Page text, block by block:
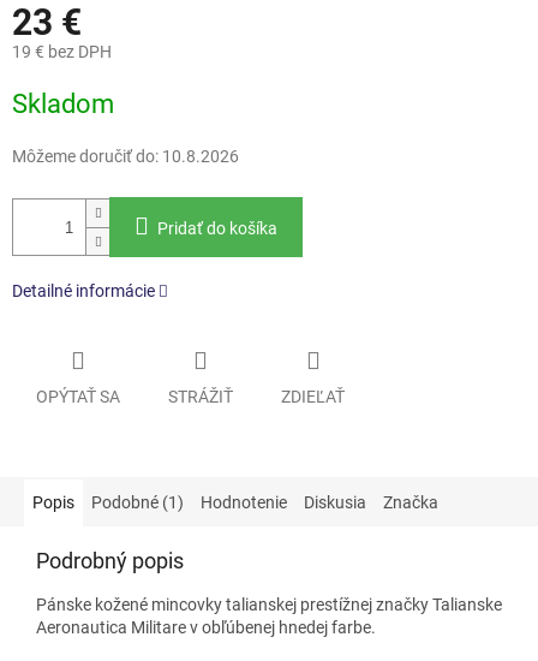
23 €
19 € bez DPH
cena:
Skladom
Môžeme doručiť do: 10.8.2026
Pridať do košíka
Detailné informácie
OPÝTAŤ SA STRÁŽIŤ ZDIEĽAŤ
Popis Podobné (1) Hodnotenie Diskusia Značka
Podrobný popis
Pánske kožené mincovky talianskej prestížnej značky Talianske
Aeronautica Militare v obľúbenej hnedej farbe.